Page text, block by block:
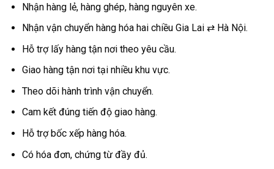
Nhận hàng lẻ, hàng ghép, hàng nguyên xe.
Nhận vận chuyển hàng hóa hai chiều Gia Lai ⇄ Hà Nội.
Hỗ trợ lấy hàng tận nơi theo yêu cầu.
Giao hàng tận nơi tại nhiều khu vực.
Theo dõi hành trình vận chuyển.
Cam kết đúng tiến độ giao hàng.
Hỗ trợ bốc xếp hàng hóa.
Có hóa đơn, chứng từ đầy đủ.